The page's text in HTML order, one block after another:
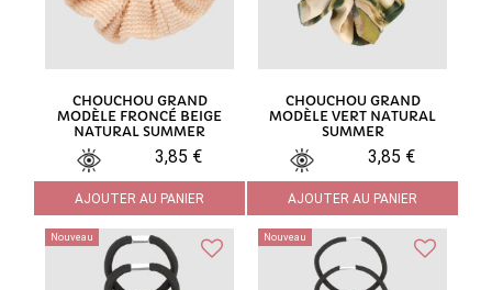
CHOUCHOU GRAND
MODÈLE FRONCÉ BEIGE
NATURAL SUMMER
3,85 €
AJOUTER AU PANIER
CHOUCHOU GRAND
MODÈLE VERT NATURAL
SUMMER
3,85 €
AJOUTER AU PANIER
Nouveau Nouveau